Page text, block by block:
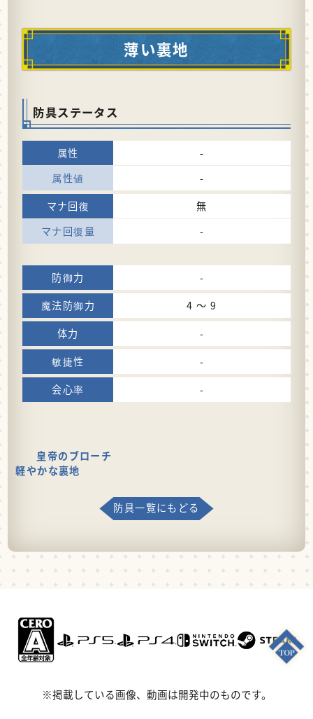
薄い裏地
防具ステータス
-
-
無
-
-
4 〜 9
-
-
-
皇帝のブローチ
軽やかな裏地
防具一覧にもどる
※掲載している画像、動画は開発中のものです。